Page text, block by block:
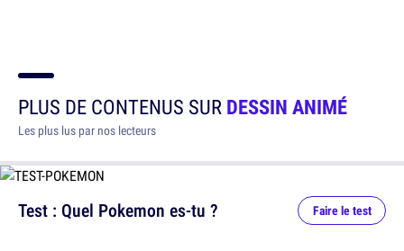
PLUS DE CONTENUS SURDESSIN ANIMÉ
Les plus lus par nos lecteurs
Test : Quel Pokemon es-tu ? Faire le test